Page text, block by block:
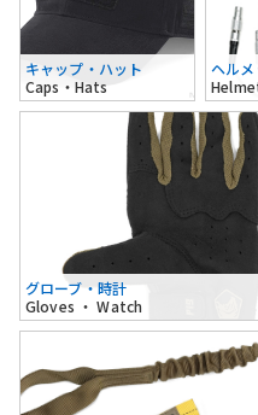
キャップ・ハット
Caps・Hats
ヘル
グローブ・時計
Gloves ・ Watch